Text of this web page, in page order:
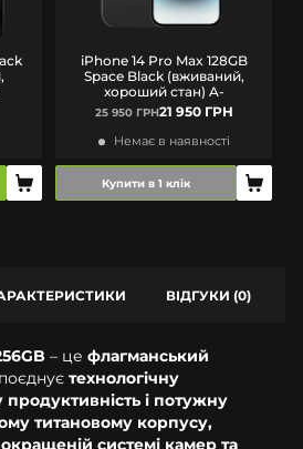
iPhone 14 Pro Max 128GB
Space Black (вживаний,
хороший стан) A-
25 950 ГРН21 950 ГРН
Немає в наявності
Купити в 1 клік
ВІДГУКИ (0)
– це флагманський
технологічну
продуктивність і потужну
титановому корпусу,
системі камер та